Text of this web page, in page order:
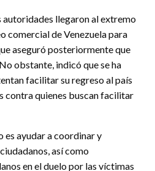
autoridades llegaron al extremo
comercial de Venezuela para
aseguró posteriormente que
obstante, indicó que se ha
facilitar su regreso al país
contra quienes buscan facilitar
es ayudar a coordinar y
así como
en el duelo por las víctimas